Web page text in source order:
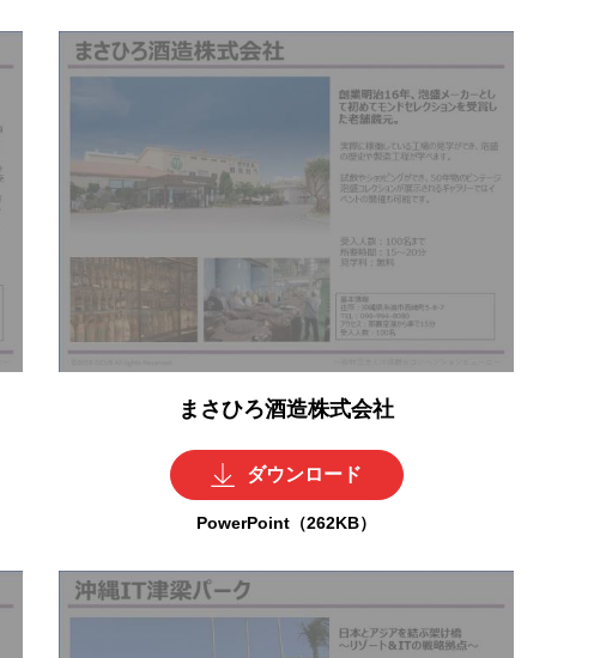
まさひろ酒造株式会社
ダウンロード
PowerPoint（262KB）